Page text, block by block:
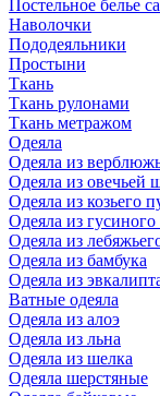
Постельное белье
Наволочки
Пододеяльники
Простыни
Ткань
Ткань рулонами
Ткань метражом
Одеяла
Одеяла из
Одеяла из овечьей
Одеяла из козьего
Одеяла из гусиного
Одеяла из
Одеяла из бамбука
Одеяла из
Ватные одеяла
Одеяла из алоэ
Одеяла из льна
Одеяла из шелка
Одеяла шерстяные